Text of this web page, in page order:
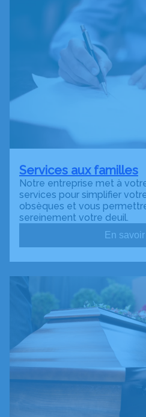
Services aux familles
Notre entreprise met à
services pour simplifier
obsèques et vous
sereinement votre deuil.
En